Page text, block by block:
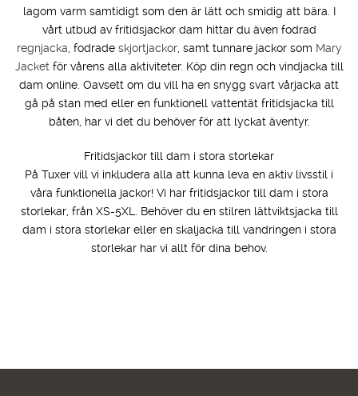
lagom varm samtidigt som den är lätt och smidig att bära. I
vårt utbud av fritidsjackor dam hittar du även fodrad
regnjacka , fodrade skjortjackor, samt tunnare jackor som Mary
Jacket för vårens alla aktiviteter. Köp din regn och vindjacka till
dam online. Oavsett om du vill ha en snygg svart vårjacka att
gå på stan med eller en funktionell vattentät fritidsjacka till
båten, har vi det du behöver för att lyckat äventyr.
Fritidsjackor till dam i stora storlekar
På Tuxer vill vi inkludera alla att kunna leva en aktiv livsstil i
våra funktionella jackor! Vi har fritidsjackor till dam i stora
storlekar, från XS-5XL. Behöver du en stilren lättviktsjacka till
dam i stora storlekar eller en skaljacka till vandringen i stora
storlekar har vi allt för dina behov.